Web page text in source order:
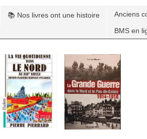
📚 Nos livres ont une histoire Anciens
BMS en